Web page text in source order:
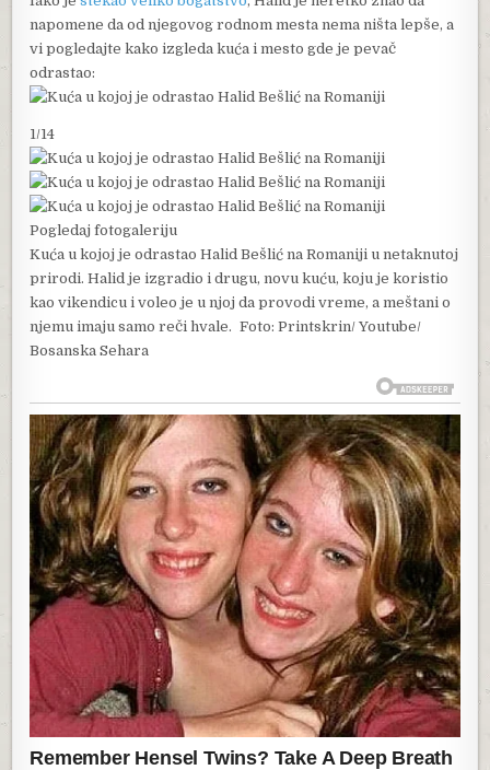
napomene da od njegovog rodnom mesta nema ništa lepše, a
vi pogledajte kako izgleda kuća i mesto gde je pevač
odrastao:
1/14
Pogledaj fotogaleriju
Kuća u kojoj je odrastao Halid Bešlić na Romaniji u netaknutoj
prirodi. Halid je izgradio i drugu, novu kuću, koju je koristio
kao vikendicu i voleo je u njoj da provodi vreme, a meštani o
njemu imaju samo reči hvale. Foto: Printskrin/ Youtube/
Bosanska Sehara